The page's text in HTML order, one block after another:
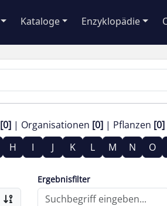
Kataloge Enzyklopädie
[0] Organisationen [0] Pflanzen [0]
H I J K L M N O
Ergebnisfilter